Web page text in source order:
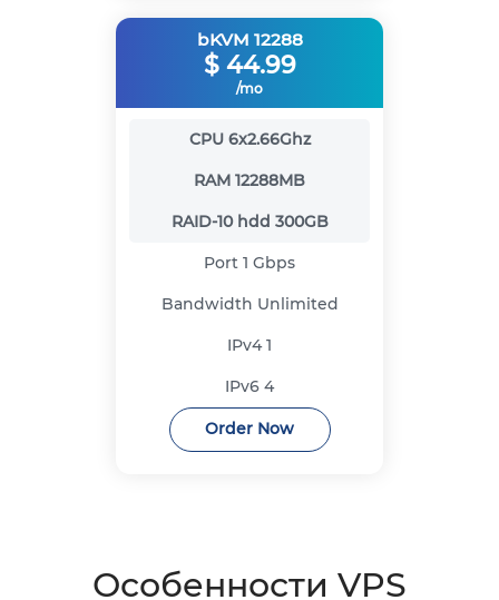
bKVM 12288
$ 44.99
/mo
CPU 6x2.66Ghz
RAM 12288MB
RAID-10 hdd 300GB
Port 1 Gbps
Bandwidth Unlimited
IPv41
IPv6 4
Order Now
Особенности VPS